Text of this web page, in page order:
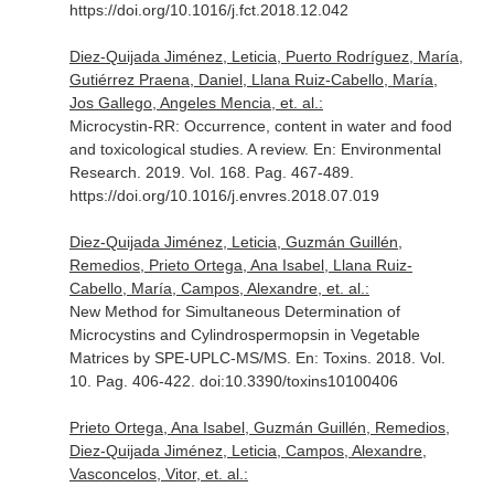
https://doi.org/10.1016/j.fct.2018.12.042
Diez-Quijada Jiménez, Leticia, Puerto Rodríguez, María,
Gutiérrez Praena, Daniel, Llana Ruiz-Cabello, María,
Jos Gallego, Angeles Mencia, et. al.:
Microcystin-RR: Occurrence, content in water and food
and toxicological studies. A review. En: Environmental
Research . 2019. Vol. 168. Pag. 467-489.
https://doi.org/10.1016/j.envres.2018.07.019
Diez-Quijada Jiménez, Leticia, Guzmán Guillén,
Remedios, Prieto Ortega, Ana Isabel, Llana Ruiz-
Cabello, María, Campos, Alexandre, et. al.:
New Method for Simultaneous Determination of
Microcystins and Cylindrospermopsin in Vegetable
Matrices by SPE-UPLC-MS/MS. En: Toxins. 2018. Vol.
10. Pag. 406-422. doi:10.3390/toxins10100406
Prieto Ortega, Ana Isabel, Guzmán Guillén, Remedios,
Diez-Quijada Jiménez, Leticia, Campos, Alexandre,
Vasconcelos, Vitor, et. al.: